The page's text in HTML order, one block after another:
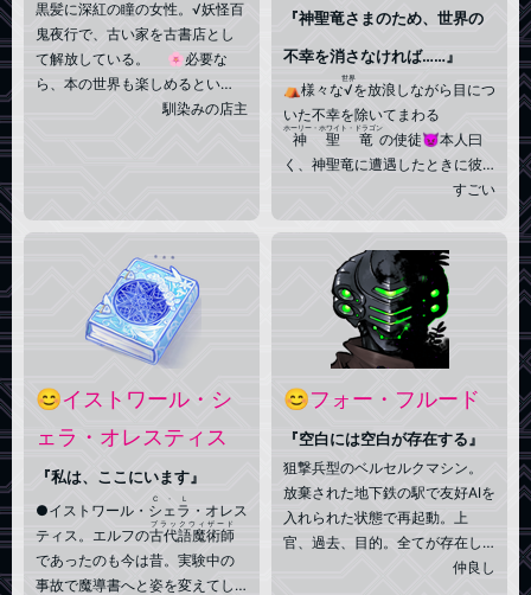
黒髪に深紅の瞳の女性。√妖怪百
鬼夜行で、古い家を古書店とし
て解放している。 🌸必要な
ら、本の世界も楽しめるとい
う、不思議な不思議な書物のお
す、か？ 🌸あの子達の為に
も、二度と運命を悪い方へと歪
ませない。他者には良い運命が
巡るように……それが贖罪だから
🌸157cm程
馴染みの店主
『神聖竜さまのため、世界の
不幸を消さなければ……』
⛺様々な√
世界
を放浪しながら目につ
いた不幸を除いてまわる
神聖竜
ホーリー・ホワイト・ドラゴン
の使徒👿本人曰
く、神聖竜に遭遇したときに彼
から新たな力と使命を授かった
実行しているかは疑わしい🏠恐
らく彼女は正気ではない。ドラ
ゴンとしての姿と力を封じら
れ、神聖竜に圧倒され、与えら
れた使命に長年奔走するうちに
何かが歪んでしまった様である
すごい
😊イストワール・シ
ェラ・オレスティス
『私は、ここにいます』
●イストワール・ シェラ
C・L
・オレス
ティス。エルフの古代語魔術師
ブラックウィザード
であったのも今は昔。実験中の
事故で魔導書へと姿を変えてし
😊フォー・フルード
『空白には空白が存在する』
狙撃兵型のベルセルクマシン。
放棄された地下鉄の駅で友好AIを
入れられた状態で再起動。上
官、過去、目的。全てが存在し
ない状態で外の世界へと踏み出
仲良し